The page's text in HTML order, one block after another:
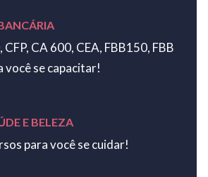
CFP, CA 600, CEA, FBB150, FBB
você se capacitar!
E BELEZA
para você se cuidar!